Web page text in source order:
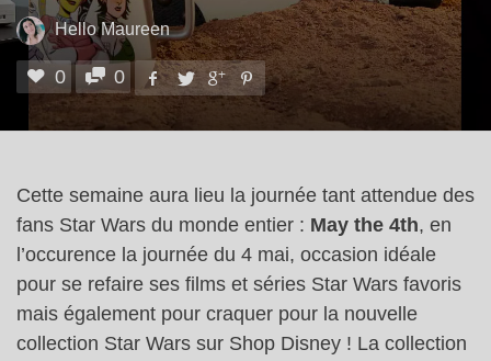
Hello Maureen
0 0
Cette semaine aura lieu la journée tant attendue des
fans Star Wars du monde entier : May the 4th, en
l’occurence la journée du 4 mai, occasion idéale
pour se refaire ses films et séries Star Wars favoris
mais également pour craquer pour la nouvelle
collection Star Wars sur Shop Disney ! La collection